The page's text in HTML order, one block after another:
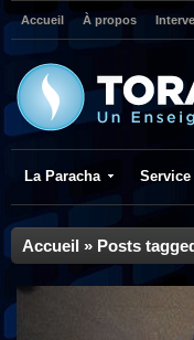
Accueil À propos
La Paracha Service
Accueil » Posts